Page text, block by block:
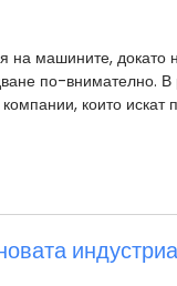
на машините, докато
по-внимателно. В
които искат